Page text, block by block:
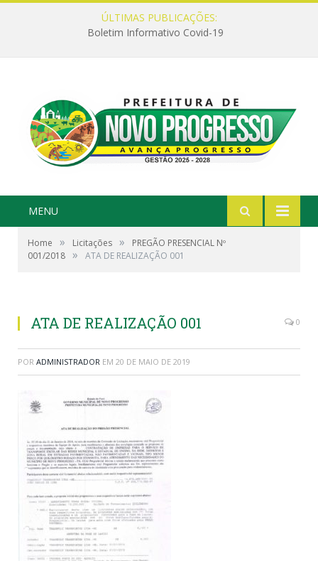
ÚLTIMAS PUBLICAÇÕES:
Boletim Informativo Covid-19
MENU
Home » Licitações »
PREGÃO PRESENCIAL Nº
001/2018 » ATA DE REALIZAÇÃO 001
ATA DE REALIZAÇÃO 001 0
POR ADMINISTRADOR EM 20 DE MAIO DE 2019